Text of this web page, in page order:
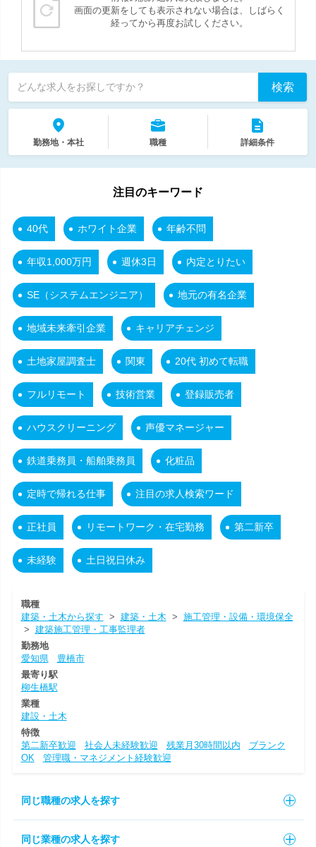
画面の更新をしても表示されない場合は、しばらく
経ってから再度お試しください。
どんな求人をお探しですか？ 検索
勤務地・本社 職種 詳細条件
注目のキーワード
40代 ホワイト企業 年齢不問
年収1,000万円 週休3日 内定とりたい
SE（システムエンジニア） 地元の有名企業
地域未来牽引企業 キャリアチェンジ
土地家屋調査士 関東 20代 初めて転職
フルリモート 技術営業 登録販売者
ハウスクリーニング 声優マネージャー
鉄道乗務員・船舶乗務員 化粧品
定時で帰れる仕事 注目の求人検索ワード
正社員 リモートワーク・在宅勤務 第二新卒
未経験 土日祝日休み
職種
建築・土木から探す > 建築・土木 > 施工管理・設備・環境保全
> 建築施工管理・工事監理者
勤務地
愛知県
豊橋市
最寄り駅
柳生橋駅
業種
建設・土木
特徴
第二新卒歓迎
社会人未経験歓迎 残業月30時間以内
ブランク
OK
管理職・マネジメント経験歓迎
同じ職種の求人を探す
同じ業種の求人を探す